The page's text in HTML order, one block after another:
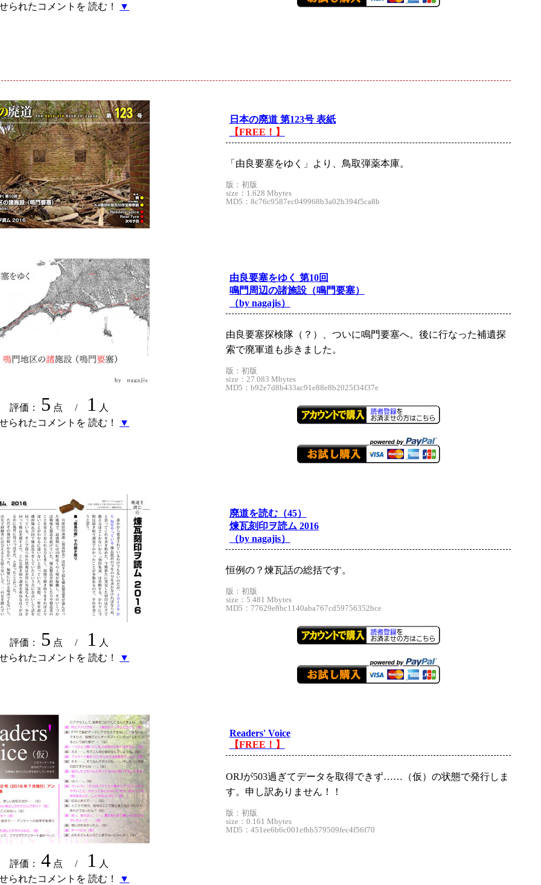
られたコメントを 読む！
▼
日本の廃道 第123号 表紙
【FREE！】
「由良要塞をゆく」より、鳥取弾薬本庫。
版：初版
size：1.628 Mbytes
MD5：8c76c9587ec049968b3a02b394f5ca8b
評価： 5 点 / 1
人
られたコメントを 読む！
▼
由良要塞をゆく 第10回
鳴門周辺の諸施設（鳴門要塞）
（by nagajis）
由良要塞探検隊（？）、ついに鳴門要塞へ。後に行なった補遺探
索で廃軍道も歩きました。
版：初版
size：27.083 Mbytes
MD5：b92e7d8b433ac91e88e8b2025f34f37e
評価： 5 点 / 1
人
られたコメントを 読む！
▼
廃道を読む（45）
煉瓦刻印ヲ読ム 2016
（by nagajis）
恒例の？煉瓦話の総括です。
版：初版
size：5.481 Mbytes
MD5：77629e8bc1140aba767cd59756352bce
評価：4 点 / 1 人
られたコメントを 読む！
▼
Readers' Voice
【FREE！】
ORJが503過ぎてデータを取得できず……（仮）の状態で発行しま
す。申し訳ありません！！
版：初版
size：0.161 Mbytes
MD5：451ee6b6c001efbb579509fec4f56f70